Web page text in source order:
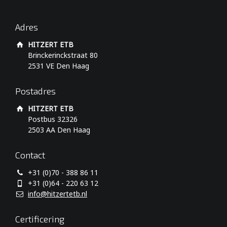
Adres
HITZERT ETB
Brinckerinckstraat 80
2531 VE Den Haag
Postadres
HITZERT ETB
Postbus 32326
2503 AA Den Haag
Contact
+31 (0)70 - 388 86 11
+31 (0)64 - 220 63 12
info@hitzertetb.nl
Certificering